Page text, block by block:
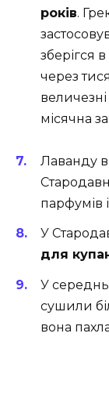
років.
зберігся
через
місячна
Лаванду
парфумів
У
для
У
сушили
вона